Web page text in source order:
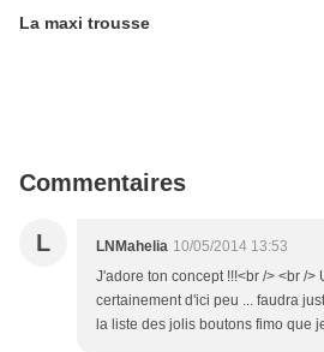
La maxi trousse
Commentaires
L LNMahelia 10/05/2014 13:53
J'adore ton concept !!!<br /> <br /
certainement d'ici peu ... faudra
la liste des jolis boutons fimo que